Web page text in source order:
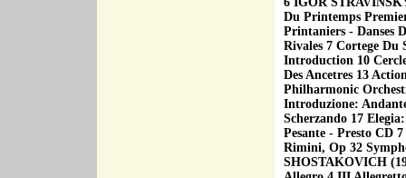
Du Printemps
Printaniers - Danses
Rivales 7 Cortege Du
Introduction 10
Des Ancetres 13
Philharmonic
Introduzione:
Scherzando 17
Pesante - Presto CD
Rimini, Op 32
SHOSTAKOVICH